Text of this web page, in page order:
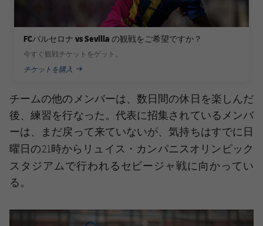
FCバルセロナ vs Sevilla の観戦をご希望ですか？
今すぐ観戦チケットをゲット。
チケットを購入
PUBLISHED NEWS
チームの他のメンバーは、数日間の休日を楽しんだ
後、練習を行なった。代表に招集されているメンバ
ーは、まだ戻って来ていないが、気持ちはすでに日
曜日の21時から リュイス・カンパニスオリンピック
スタジアムで行われるセビージャ戦に向かってい
る。
label.aria.chevronleft